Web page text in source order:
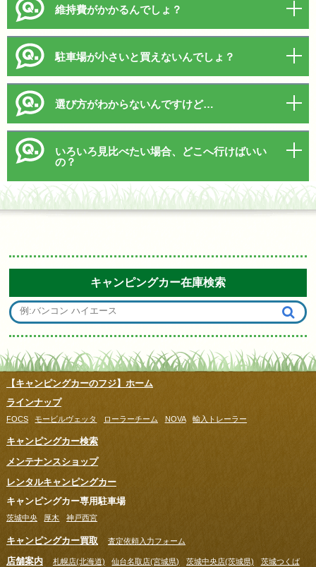
維持費がかかるんでしょ？
駐車場が小さいと買えないんでしょ？
選び方がわからないんですけど…
いろいろ見比べたい場合、どこへ行けばいい
の？
キャンピングカー在庫検索
【キャンピングカーのフジ】ホーム
ラインナップ
FOCS モービルヴェッタ ローラーチーム NOVA 輸入トレーラー
キャンピングカー検索
メンテナンスショップ
レンタルキャンピングカー
キャンピングカー専用駐車場
茨城中央 厚木 神戸西宮
キャンピングカー買取 査定依頼入力フォーム
店舗案内 札幌店(北海道) 仙台名取店(宮城県) 茨城中央店(茨城県) 茨城つくば